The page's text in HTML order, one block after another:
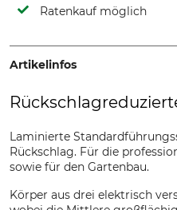
Ratenkauf möglich
Artikelinfos
Laminierte
Rückschlag. Für die
sowie für den Gartenbau.
Körper aus drei elektrisch